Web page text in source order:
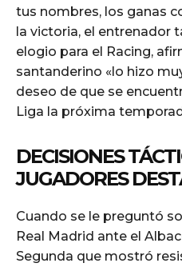
tus nombres, los ganas
la victoria, el entrenador
elogio para el Racing,
santanderino «lo hizo
deseo de que se
Liga la próxima
DECISIONES
JUGADORES
Cuando se le preguntó
Real Madrid ante el
Segunda que mostró